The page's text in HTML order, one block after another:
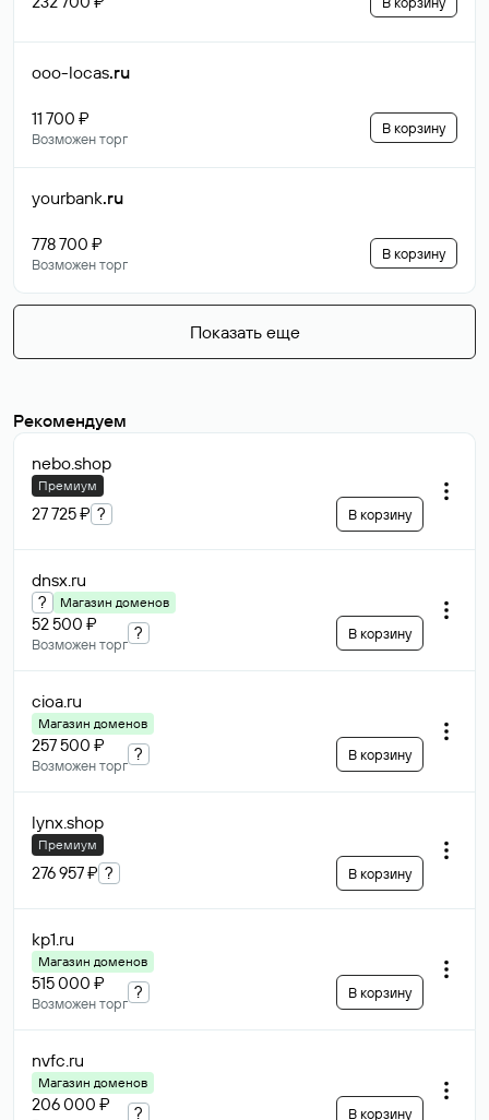
ooo-locas.ru
11 700 ₽
Возможен торг
В корзину
yourbank.ru
778 700 ₽
Возможен торг
В корзину
Показать еще
Рекомендуем
nebo.shop
Премиум
27 725 ₽ ? В корзину
dnsx.ru
? Магазин доменов
52 500 ₽
Возможен торг
? В корзину
cioa.ru
Магазин доменов
257 500 ₽
Возможен торг
? В корзину
lynx.shop
Премиум
276 957 ₽ ? В корзину
kp1.ru
Магазин доменов
515 000 ₽
Возможен торг
? В корзину
nvfc.ru
Магазин доменов
206 000 ₽ ? В корзину